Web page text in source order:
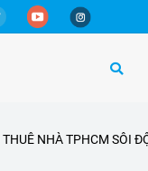
NHÀ TPHCM SÔI